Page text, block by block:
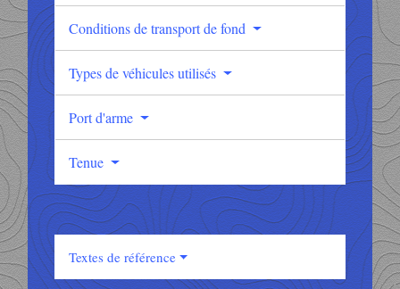
Conditions de transport de fond
Types de véhicules utilisés
Port d'arme
Tenue
Textes de référence